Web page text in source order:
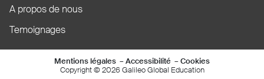
A propos de nous
Temoignages
Mentions légales
Mentions légales Accessibilité
Cookies
Copyright © 2026 Galileo Global Education